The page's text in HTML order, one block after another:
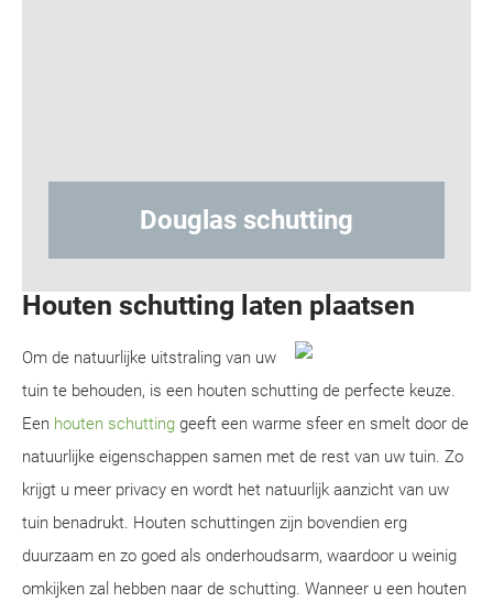
schutting
Houten schutting laten plaatsen
Om de natuurlijke uitstraling van uw
tuin te behouden, is een houten schutting de perfecte keuze.
Een houten schutting geeft een warme sfeer en smelt door de
natuurlijke eigenschappen samen met de rest van uw tuin. Zo
krijgt u meer privacy en wordt het natuurlijk aanzicht van uw
tuin benadrukt. Houten schuttingen zijn bovendien erg
duurzaam en zo goed als onderhoudsarm, waardoor u weinig
omkijken zal hebben naar de schutting. Wanneer u een houten